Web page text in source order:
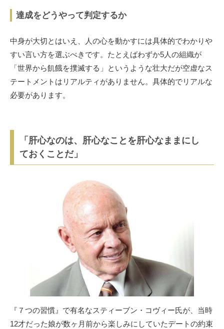
達成をどうやって判定するか
中身が大切とはいえ、人の心を動かすには具体的でわかりや
すい言い方を選ぶべきです。たとえばわずか5人の組織が
「世界から飢餓を撲滅する」というような壮大だが空虚なス
テートメントはリアルティがありません。具体的でリアルな
必要があります。
「肝心なのは、肝心なことを肝心なままにし
ておくことだ」
『７つの習慣』で有名なスティーブン・コヴィー氏が、当時
12才だった娘が数ヶ月前から楽しみにしていたデートの約束